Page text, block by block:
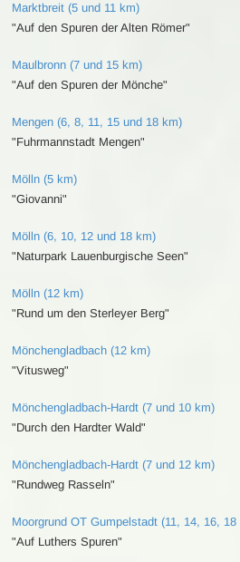
Marktbreit (5 und 11 km)
"Auf den Spuren der Alten Römer"
Maulbronn (7 und 15 km)
"Auf den Spuren der Mönche"
Mengen (6, 8, 11, 15 und 18 km)
"Fuhrmannstadt Mengen"
Mölln (5 km)
"Giovanni"
Mölln (6, 10, 12 und 18 km)
"Naturpark Lauenburgische Seen"
Mölln (12 km)
"Rund um den Sterleyer Berg"
Mönchengladbach (12 km)
"Vitusweg"
Mönchengladbach-Hardt (7 und 10 km)
"Durch den Hardter Wald"
Mönchengladbach-Hardt (7 und 12 km)
"Rundweg Rasseln"
Moorgrund OT Gumpelstadt (11, 14, 16,
"Auf Luthers Spuren"